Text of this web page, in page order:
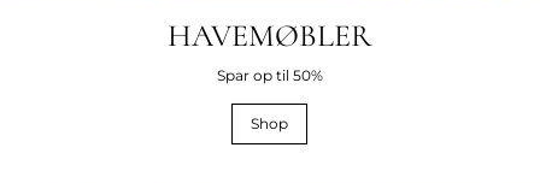
HAVEMØBLER
Spar op til 50%
Shop